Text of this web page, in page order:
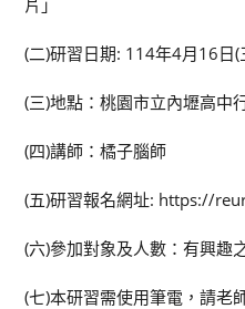
片」
(二)研習日期: 114年4月16日
(三)地點：桃園市立內壢高中
(四)講師：橘子腦師
(五)研習報名網址: https://
(六)參加對象及人數：有興趣
(七)本研習需使用筆電，請老